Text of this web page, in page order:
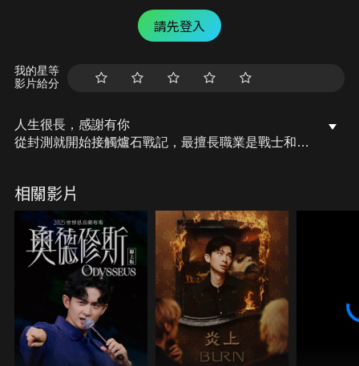
請先登入
我的星等
影片給分
人生很長，感謝有你
從封測就開始接觸爐石戰記，最擅長職業是戰士和牧
醒吧， 趁此良機，莫再猶豫，恭請蛇界至尊雙飛寶
典！ OSkomodo 還不一起加入蛇教跟著教主一起前
進!
相關影片